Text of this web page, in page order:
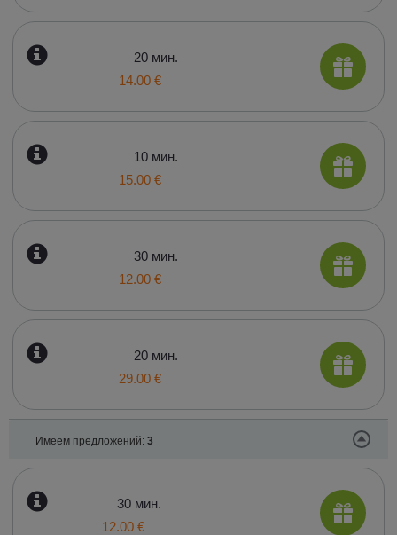
20 мин.
14.00 €
10 мин.
15.00 €
30 мин.
12.00 €
20 мин.
29.00 €
Имеем предложений: 3
30 мин.
12.00 €